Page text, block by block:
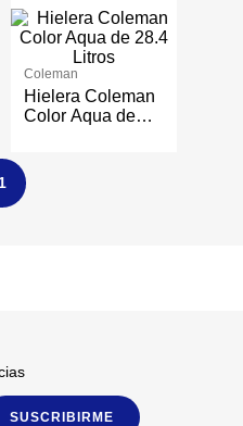
Coleman
Hielera Coleman
Color Aqua de
1
SUSCRIBIRME